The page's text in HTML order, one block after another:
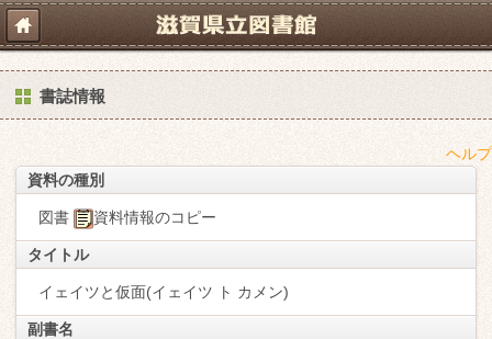
書誌情報
ヘルプ
資料の種別
図書 資料情報のコピー
タイトル
イェイツと仮面(イェイツ ト カメン)
副書名